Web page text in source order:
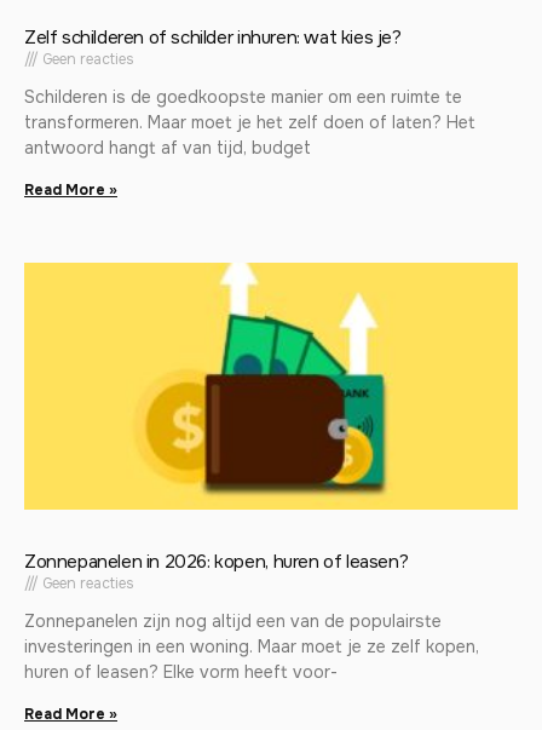
Zelf schilderen of schilder inhuren: wat kies je?
Geen reacties
Schilderen is de goedkoopste manier om een ruimte te
transformeren. Maar moet je het zelf doen of laten? Het
antwoord hangt af van tijd, budget
Read More »
Zonnepanelen in 2026: kopen, huren of leasen?
Geen reacties
Zonnepanelen zijn nog altijd een van de populairste
investeringen in een woning. Maar moet je ze zelf kopen,
huren of leasen? Elke vorm heeft voor-
Read More »